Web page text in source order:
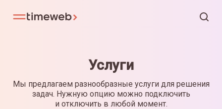
Услуги
Мы предлагаем разнообразные услуги для решения
задач. Нужную опцию можно подключить
и отключить в любой момент.